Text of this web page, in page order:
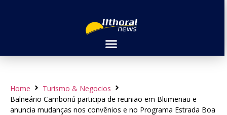
Home
Turismo & Negocios
Balneário Camboriú participa de reunião em Blumenau e
anuncia mudanças nos convênios e no Programa Estrada Boa